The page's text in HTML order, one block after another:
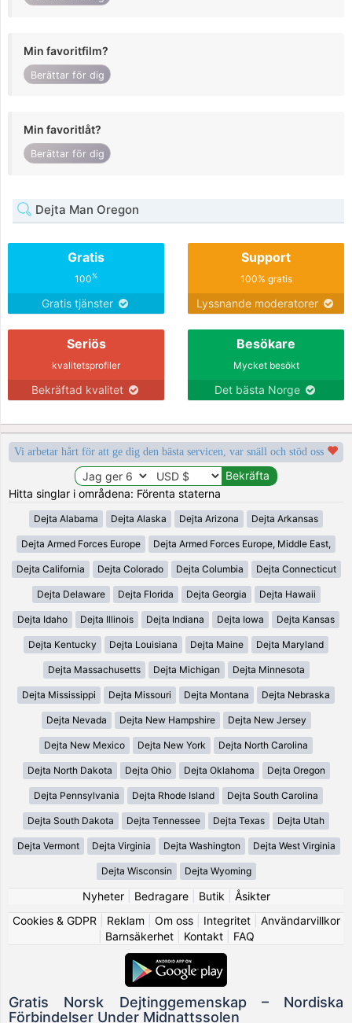
Min favoritfilm?
Berättar för dig
Min favoritlåt?
Berättar för dig
Dejta Man Oregon
Gratis
100%
Gratis tjänster
Support
100% gratis
Lyssnande moderatorer
Seriös
kvalitetsprofiler
Bekräftad kvalitet
Besökare
Mycket besökt
Det bästa Norge
Vi arbetar hårt för att ge dig den bästa servicen, var snäll och stöd oss
Hitta singlar i områdena: Förenta staterna
Dejta Alabama Dejta Alaska Dejta Arizona Dejta Arkansas
Dejta Armed Forces Europe Dejta Armed Forces Europe, Middle East,
Dejta California Dejta Colorado Dejta Columbia Dejta Connecticut
Dejta Delaware Dejta Florida Dejta Georgia Dejta Hawaii
Dejta Idaho Dejta Illinois Dejta Indiana Dejta Iowa Dejta Kansas
Dejta Kentucky Dejta Louisiana Dejta Maine Dejta Maryland
Dejta Massachusetts Dejta Michigan Dejta Minnesota
Dejta Mississippi Dejta Missouri Dejta Montana Dejta Nebraska
Dejta Nevada Dejta New Hampshire Dejta New Jersey
Dejta New Mexico Dejta New York Dejta North Carolina
Dejta North Dakota Dejta Ohio Dejta Oklahoma Dejta Oregon
Dejta Pennsylvania Dejta Rhode Island Dejta South Carolina
Dejta South Dakota Dejta Tennessee Dejta Texas Dejta Utah
Dejta Vermont Dejta Virginia Dejta Washington Dejta West Virginia
Dejta Wisconsin Dejta Wyoming
Nyheter| Bedragare| Butik
Åsikter
Cookies & GDPR
Reklam Om oss| Integritet| Användarvillkor
Barnsäkerhet| Kontakt| FAQ
Gratis Norsk Dejtinggemenskap – Nordiska
Förbindelser Under Midnattssolen